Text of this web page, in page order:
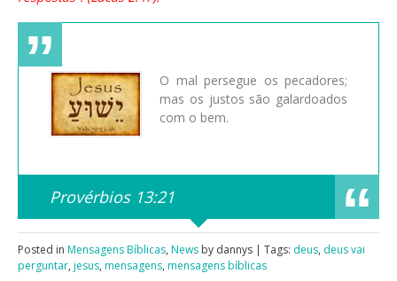
O mal persegue os pecadores;
mas os justos são galardoados
com o bem.
Provérbios 13:21
Posted in Mensagens Bíblicas, News by dannys | Tags: deus, deus vai
perguntar, jesus, mensagens, mensagens bíblicas